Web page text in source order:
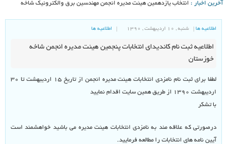
اخبار : انتخاب یازدهمین هیئت مدیره انجمن مهندسین برق والکترونیک شاخه
اطلاعیه ها شنبه , ۱۰ اردیبهشت , ۱۳۹۰ اطلاعیه ها
اطلاعیه ثبت نام کاندیدای انتخابات پنجمین هیئت مدیره انجمن شاخه
خوزستان
لطفا برای ثبت نام نامزدی انتخابات هیئت مدیره انجمن از تاریخ ۱۵ اردیبهشت تا ۳۰
اردیبهشت ۱۳۹۰ از طریق همین سایت اقدام نمایید
با تشکر
درصورتی که علاقه مند به نامزدی انتخابات هیئت مدیره می باشید خواهشمند است
آیین نامه های انتخابات را مطالعه فرمایید.